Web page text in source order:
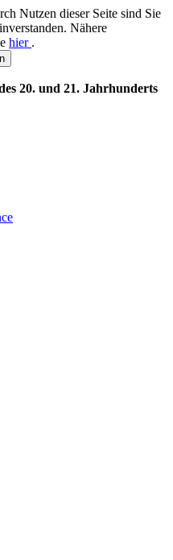
Nutzen dieser Seite sind Sie
Nähere
hier .
20. und 21. Jahrhunderts